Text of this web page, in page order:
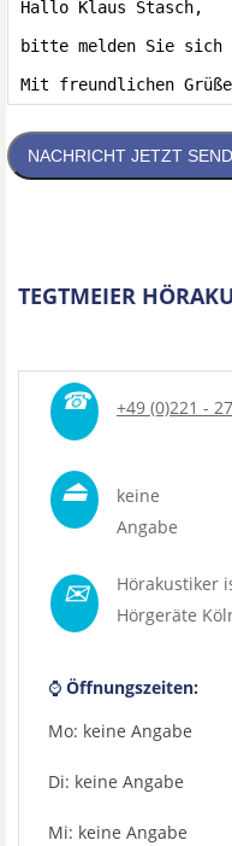
NACHRICHT JETZT
TEGTMEIER
☎ +49 (0)221 -
⏏
keine
Angabe
✉
Hörakustiker
Hörgeräte
⌚ Öffnungszeiten:
Mo: keine Angabe
Di: keine Angabe
Mi: keine Angabe